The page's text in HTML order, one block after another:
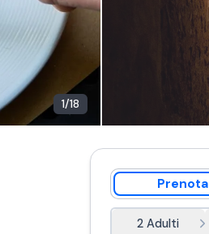
1/18
Prenota
2 Adulti